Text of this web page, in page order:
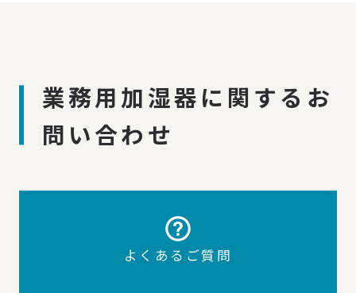
業務用加湿器に関するお
問い合わせ
よくあるご質問